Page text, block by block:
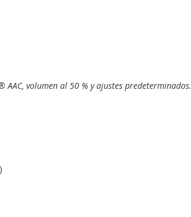
volumen al 50 % y ajustes predeterminados.